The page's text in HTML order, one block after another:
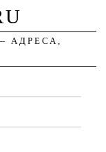
АДРЕСА,